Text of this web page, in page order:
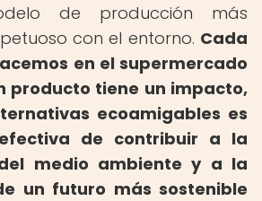
de producción más
con el entorno. Cada
en el supermercado
producto tiene un impacto,
ecoamigables es
de contribuir a la
medio ambiente y a la
un futuro más sostenible